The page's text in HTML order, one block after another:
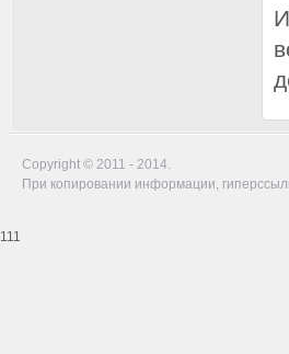
Copyright © 2011 - 2014.
При копировании информации,
111